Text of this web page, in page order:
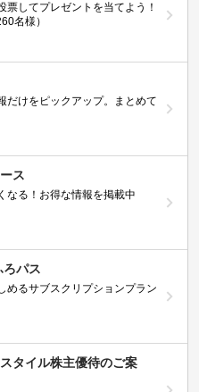
票してプレゼントを当てよう！
名様）
だけをピックアップ。まとめて
ス
なる！お得な情報を掲載中
ろパス
めるサブスクリプションプラン
タイル株主優待のご案